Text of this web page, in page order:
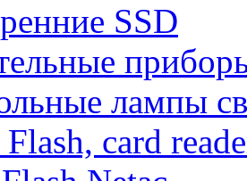
SSD
лампы
card